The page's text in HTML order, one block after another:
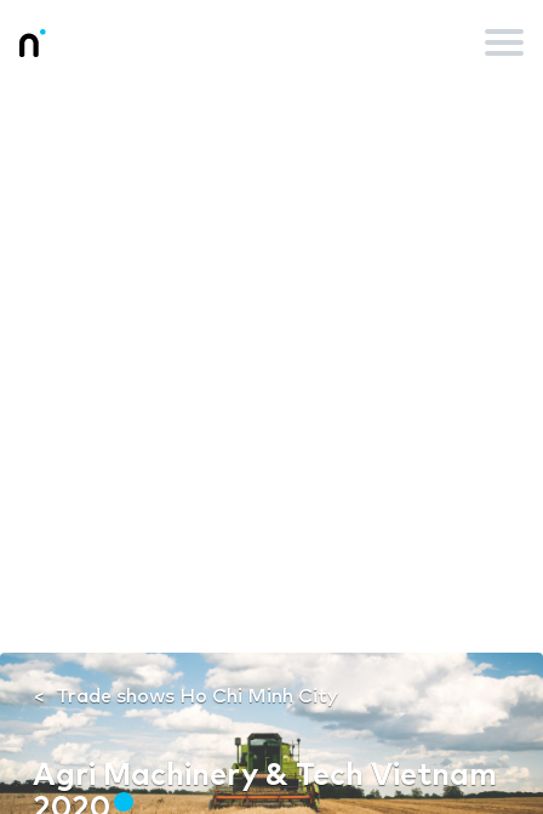
Trade shows Ho Chi Minh City
Agri Machinery & Tech Vietnam